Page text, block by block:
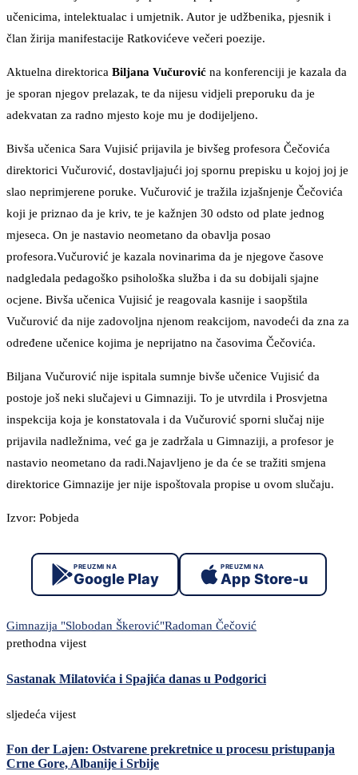
učenicima, intelektualac i umjetnik. Autor je udžbenika, pjesnik i
član žirija manifestacije Ratkovićeve večeri poezije.
Aktuelna direktorica Biljana Vučurović na konferenciji je kazala da
je sporan njegov prelazak, te da nijesu vidjeli preporuku da je
adekvatan za radno mjesto koje mu je dodijeljeno.
Bivša učenica Sara Vujisić prijavila je bivšeg profesora Čečovića
direktorici Vučurović, dostavljajući joj spornu prepisku u kojoj joj je
slao neprimjerene poruke. Vučurović je tražila izjašnjenje Čečovića
koji je priznao da je kriv, te je kažnjen 30 odsto od plate jednog
mjeseca. On je nastavio neometano da obavlja posao
profesora.Vučurović je kazala novinarima da je njegove časove
nadgledala pedagoško psihološka služba i da su dobijali sjajne
ocjene. Bivša učenica Vujisić je reagovala kasnije i saopštila
Vučurović da nije zadovoljna njenom reakcijom, navodeći da zna za
određene učenice kojima je neprijatno na časovima Čečovića.
Biljana Vučurović nije ispitala sumnje bivše učenice Vujisić da
postoje još neki slučajevi u Gimnaziji. To je utvrdila i Prosvjetna
inspekcija koja je konstatovala i da Vučurović sporni slučaj nije
prijavila nadležnima, već ga je zadržala u Gimnaziji, a profesor je
nastavio neometano da radi.Najavljeno je da će se tražiti smjena
direktorice Gimnazije jer nije ispoštovala propise u ovom slučaju.
Izvor: Pobjeda
PREUZMI NA
Google Play
PREUZMI NA
App Store-u
Gimnazija "Slobodan Škerović"Radoman Čečović
prethodna vijest
Sastanak Milatovića i Spajića danas u Podgorici
sljedeća vijest
Fon der Lajen: Ostvarene prekretnice u procesu pristupanja
Crne Gore, Albanije i Srbije